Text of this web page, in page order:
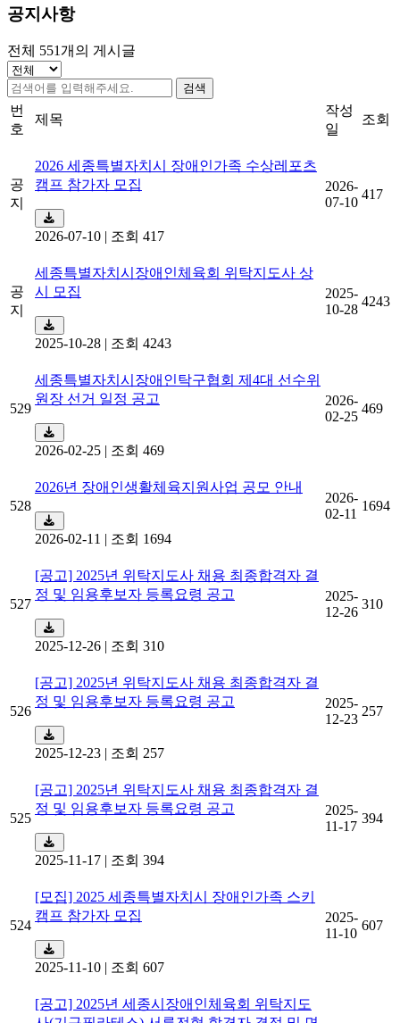
공지사항
전체 551개의 게시글
검색
번
호
제목
작성
일
조회
공
지
2026 세종특별자치시 장애인가족 수상레포츠
캠프 참가자 모집
2026-07-10 | 조회 417
2026-
07-10
417
공
지
세종특별자치시장애인체육회 위탁지도사 상
시 모집
2025-10-28 | 조회 4243
2025-
10-28
4243
529
세종특별자치시장애인탁구협회 제4대 선수위
원장 선거 일정 공고
2026-02-25 | 조회 469
2026-
02-25
469
528
2026년 장애인생활체육지원사업 공모 안내
2026-02-11 | 조회 1694
2026-
02-11
1694
527
[공고] 2025년 위탁지도사 채용 최종합격자 결
정 및 임용후보자 등록요령 공고
2025-12-26 | 조회 310
2025-
12-26
310
526
[공고] 2025년 위탁지도사 채용 최종합격자 결
정 및 임용후보자 등록요령 공고
2025-12-23 | 조회 257
2025-
12-23
257
525
[공고] 2025년 위탁지도사 채용 최종합격자 결
정 및 임용후보자 등록요령 공고
2025-11-17 | 조회 394
2025-
11-17
394
524
[모집] 2025 세종특별자치시 장애인가족 스키
캠프 참가자 모집
2025-11-10 | 조회 607
2025-
11-10
607
[공고] 2025년 세종시장애인체육회 위탁지도